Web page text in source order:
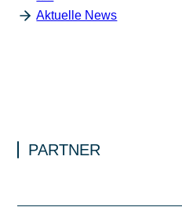
Aktuelle News
PARTNER